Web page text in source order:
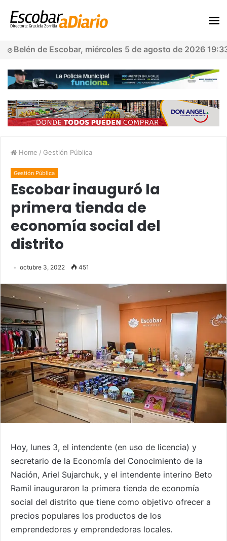
Belén de Escobar, miércoles 5 de agosto de 2026
Home / Gestión Pública
Gestión Pública
Escobar inauguró la
primera tienda de
economía social del
distrito
octubre 3, 2022 451
Hoy, lunes 3, el intendente (en uso de licencia) y
secretario de la Economía del Conocimiento de la
Nación, Ariel Sujarchuk, y el intendente interino Beto
Ramil inauguraron la primera tienda de economía
social del distrito que tiene como objetivo ofrecer a
precios populares los productos de los
emprendedores y emprendedoras locales.